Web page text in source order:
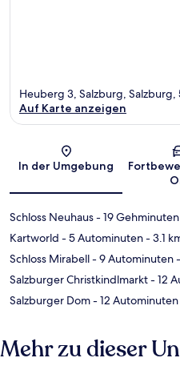
Heuberg 3, Salzburg, Salzburg,
Auf Karte anzeigen
In der Umgebung
Schloss Neuhaus- 19 Gehminuten
Kartworld - 5 Autominuten- 3.1
Schloss Mirabell- 9 Autominuten
Salzburger Christkindlmarkt- 12
Salzburger Dom- 12 Autominuten
Mehr zu dieser